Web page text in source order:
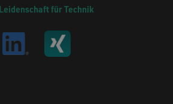
Leidenschaft für Technik